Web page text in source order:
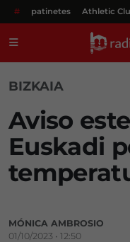
# patinetes Athletic
BIZKAIA
Aviso
Euskadi
MÓNICA AMBROSIO
01/10/2023 • 12:50